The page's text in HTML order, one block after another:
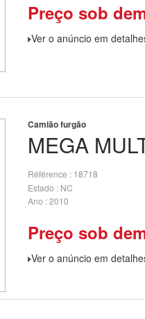
Preço sob
Ver o anúncio em
MEGA
Camião furgão
Référence
18718
Estado
NC
Ano 2010
Preço sob
Ver o anúncio em